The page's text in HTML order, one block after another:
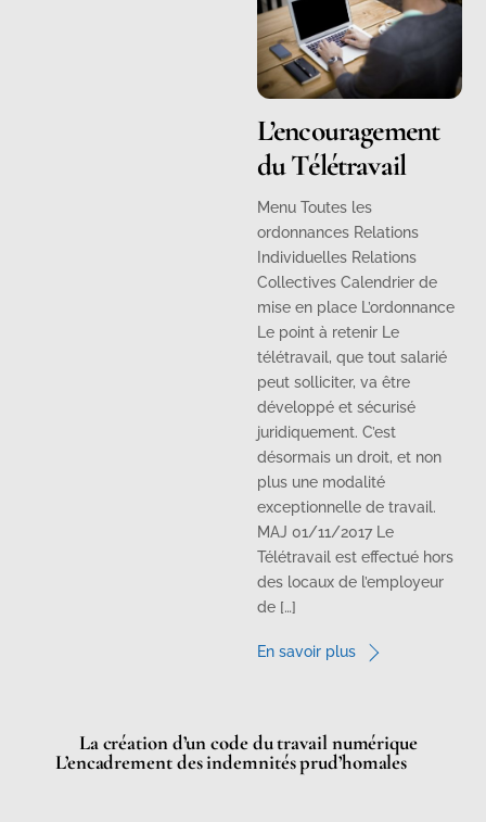
L’encouragement
du Télétravail
Menu Toutes les
ordonnances Relations
Individuelles Relations
Collectives Calendrier de
mise en place L’ordonnance
Le point à retenir Le
télétravail, que tout salarié
peut solliciter, va être
développé et sécurisé
juridiquement. C’est
désormais un droit, et non
plus une modalité
exceptionnelle de travail.
MAJ 01/11/2017 Le
Télétravail est effectué hors
des locaux de l’employeur
de […]
En savoir plus
La création d’un code du travail numérique
L’encadrement des indemnités prud’homales